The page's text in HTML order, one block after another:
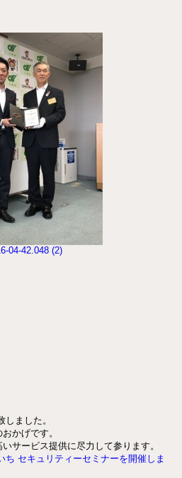
ました。
かげです。
サービス提供に尽力して参ります。
ち セキュリティーセミナーを開催しま